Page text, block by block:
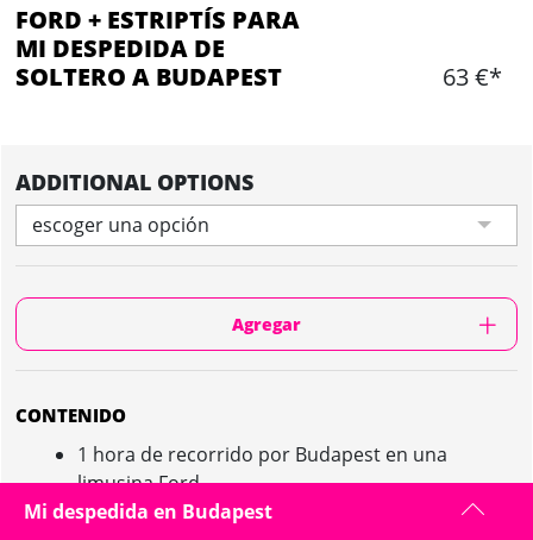
FORD + ESTRIPTÍS PARA
MI DESPEDIDA DE
SOLTERO A BUDAPEST
63 €*
ADDITIONAL OPTIONS
escoger una opción
Agregar
CONTENIDO
1 hora de recorrido por Budapest en una
limusina Ford
1 botella de champagne (posibilidad de llevar
Mi despedida en Budapest